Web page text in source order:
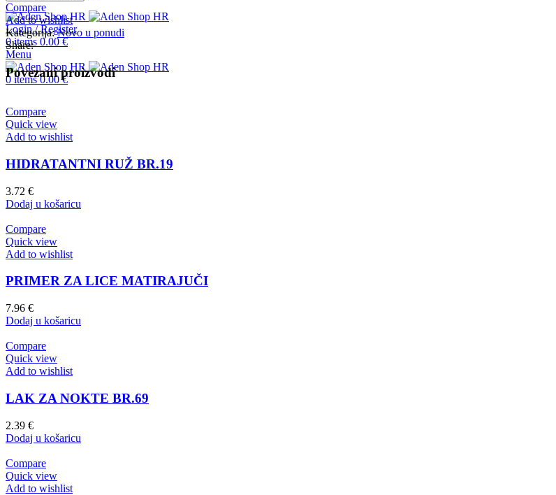
Login / Register
0items 0.00€
Menu
0 items 0.00€
Compare
Add to wishlist
Kategorija: Novo u ponudi
Share:
Povezani proizvodi
Compare
Quick view
Add to wishlist
HIDRATANTNI RUŽ BR.19
3.72 €
Dodaj u košaricu
Compare
Quick view
Add to wishlist
PRIMER ZA LICE MATIRAJUČI
7.96 €
Dodaj u košaricu
Compare
Quick view
Add to wishlist
LAK ZA NOKTE BR.69
2.39 €
Dodaj u košaricu
Compare
Quick view
Add to wishlist